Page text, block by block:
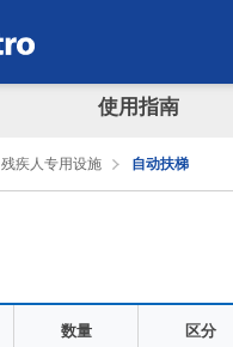
使用指南
残疾人专用设施 自动扶梯
数量 区分